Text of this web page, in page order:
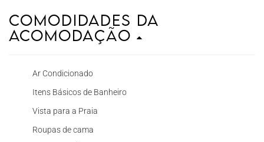
Comodidades da
Acomodação
Ar Condicionado
Itens Básicos de Banheiro
Vista para a Praia
Roupas de cama